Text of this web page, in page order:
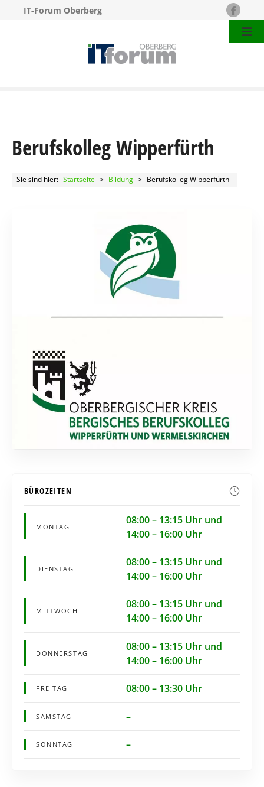
IT-Forum Oberberg
Berufskolleg Wipperfürth
Sie sind hier: Startseite > Bildung > Berufskolleg Wipperfürth
MONTAG
08:00 – 13:15 Uhr und
14:00 – 16:00 Uhr
DIENSTAG
08:00 – 13:15 Uhr und
14:00 – 16:00 Uhr
MITTWOCH
08:00 – 13:15 Uhr und
14:00 – 16:00 Uhr
DONNERSTAG
08:00 – 13:15 Uhr und
14:00 – 16:00 Uhr
FREITAG 08:00 – 13:30 Uhr
SAMSTAG –
SONNTAG –